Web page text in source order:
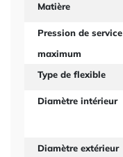
Matière
Pression de service
maximum
Type de flexible
Diamètre intérieur
Diamètre extérieur